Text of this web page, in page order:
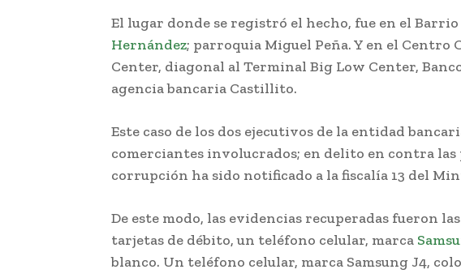
El lugar donde se registró el hecho, fue en el Barrio
Hernández; parroquia Miguel Peña. Y en el Centro
Center, diagonal al Terminal Big Low Center,
agencia bancaria Castillito.
Este caso de los dos ejecutivos de la entidad
comerciantes involucrados; en delito en contra las
corrupción ha sido notificado a la fiscalía 13 del
De este modo, las evidencias recuperadas fueron
tarjetas de débito, un teléfono celular, marca
blanco. Un teléfono celular, marca Samsung J4,